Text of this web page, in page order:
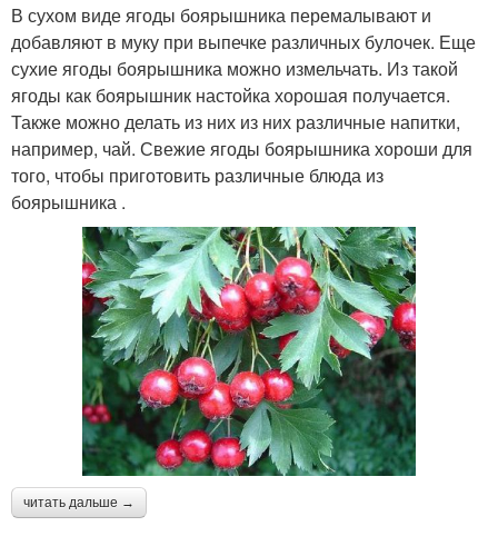
В сухом виде ягоды боярышника перемалывают и
добавляют в муку при выпечке различных булочек. Еще
сухие ягоды боярышника можно измельчать. Из такой
ягоды как боярышник настойка хорошая получается.
Также можно делать из них из них различные напитки,
например, чай. Свежие ягоды боярышника хороши для
того, чтобы приготовить различные блюда из
боярышника .
читать дальше →